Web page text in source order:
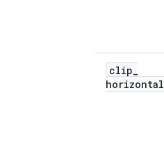
clip_
horizontal